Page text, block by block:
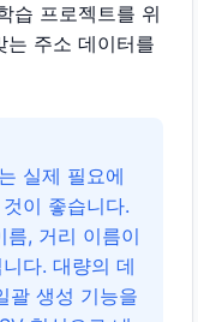
습 프로젝트를 위
는 주소 데이터를
실제 필요에
이 좋습니다.
, 거리 이름이
다. 대량의 데
괄 생성 기능을